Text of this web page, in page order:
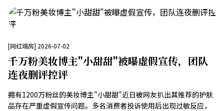
[网红塌房] 2026-07-02
千万粉美妆博主"小甜甜"被曝虚假宣传，团队
连夜删评控评
拥有1200万粉丝的美妆博主"小甜甜"近日被网友扒出其推荐的护肤
品存在严重虚假宣传问题。多名消费者投诉使用后出现过敏反应，